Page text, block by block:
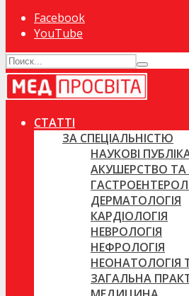
Facebook
YouTube
СТАТТІ
ЗА СПЕЦІАЛЬНІСТЮ
НАУКОВІ
АКУШЕРСТВО ТА
ДЕРМАТОЛОГІЯ
КАРДІОЛОГІЯ
НЕВРОЛОГІЯ
НЕФРОЛОГІЯ
НЕОНАТОЛОГІЯ
ЗАГАЛЬНА